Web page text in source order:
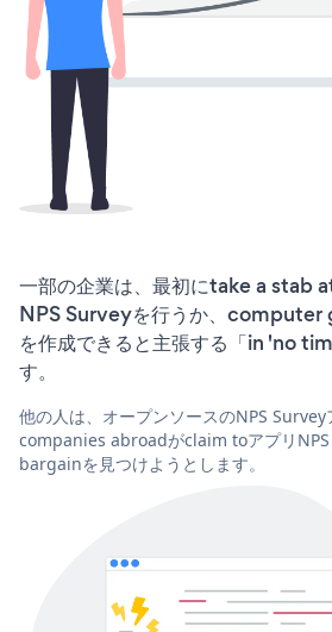
一部の企業は、最初にtake a stab
NPS Surveyを行うか、computer
を作成できると主張する「in 'no
す。
他の人は、オープンソースのNPS Survey
companies abroadがclaim toアプリ
bargainを見つけようとします。